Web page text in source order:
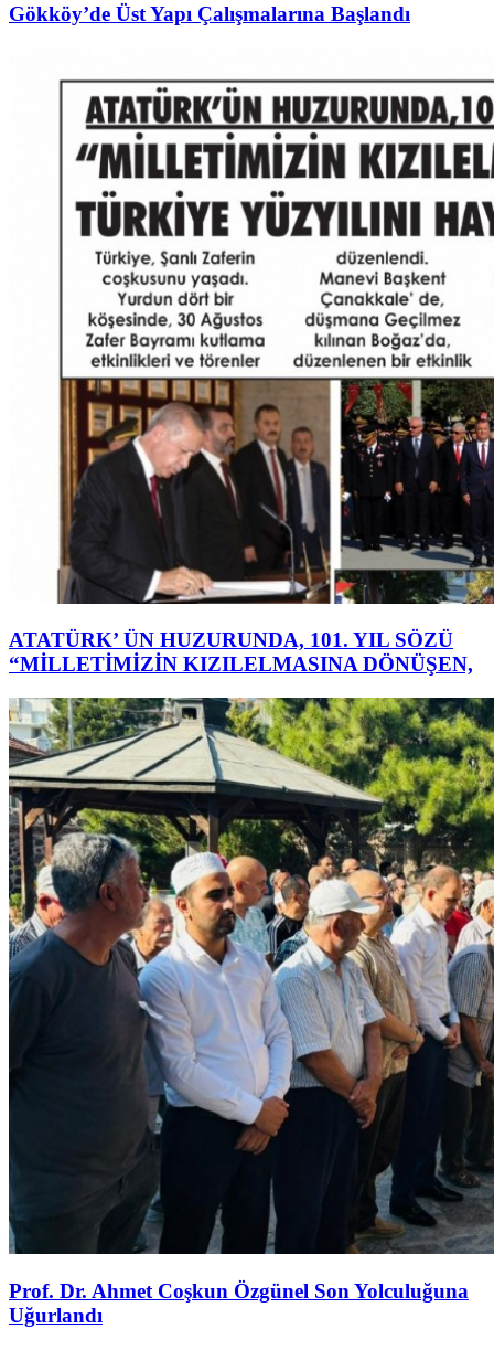
Gökköy’de Üst Yapı Çalışmalarına Başlandı
ATATÜRK’ ÜN HUZURUNDA, 101. YIL SÖZÜ
“MİLLETİMİZİN KIZILELMASINA DÖNÜŞEN,
Prof. Dr. Ahmet Coşkun Özgünel Son Yolculuğuna
Uğurlandı